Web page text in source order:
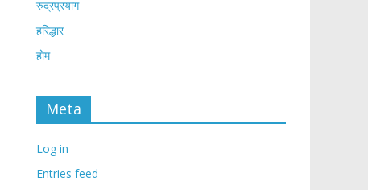
रुद्रप्रयाग
हरिद्धार
होम
Meta
Log in
Entries feed